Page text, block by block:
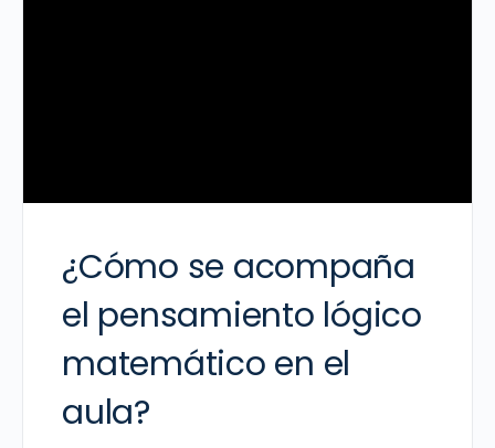
¿Cómo se acompaña
el pensamiento lógico
matemático en el
aula?